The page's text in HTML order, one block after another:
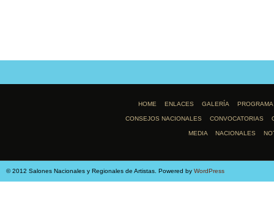
HOME ENLACES GALERÍA PROGRAMA
CONSEJOS NACIONALES CONVOCATORIAS
MEDIA NACIONALES
© 2012 Salones Nacionales y Regionales de Artistas. Powered by WordPress